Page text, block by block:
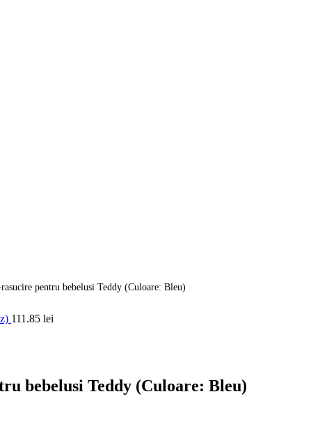
pentru bebelusi Teddy (Culoare: Bleu)
111.85 lei
bebelusi Teddy (Culoare: Bleu)